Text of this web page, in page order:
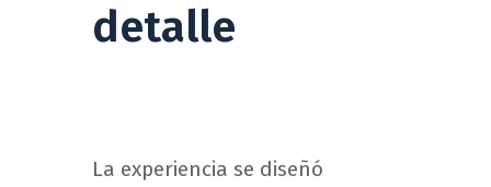
detalle
La experiencia se diseñó